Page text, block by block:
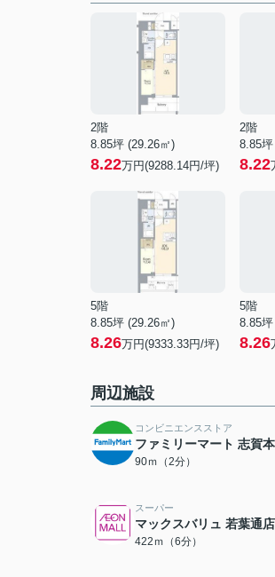
2階
8.85坪 (29.26㎡)
8.22万円(9288.14円/坪)
2階
8.85
8.22
5階
8.85坪 (29.26㎡)
8.26万円(9333.33円/坪)
5階
8.85
8.26
周辺施設
コンビニエンスストア
ファミリーマート 志賀
90ｍ（2分）
スーパー
マックスバリュ 若葉通店
422ｍ（6分）